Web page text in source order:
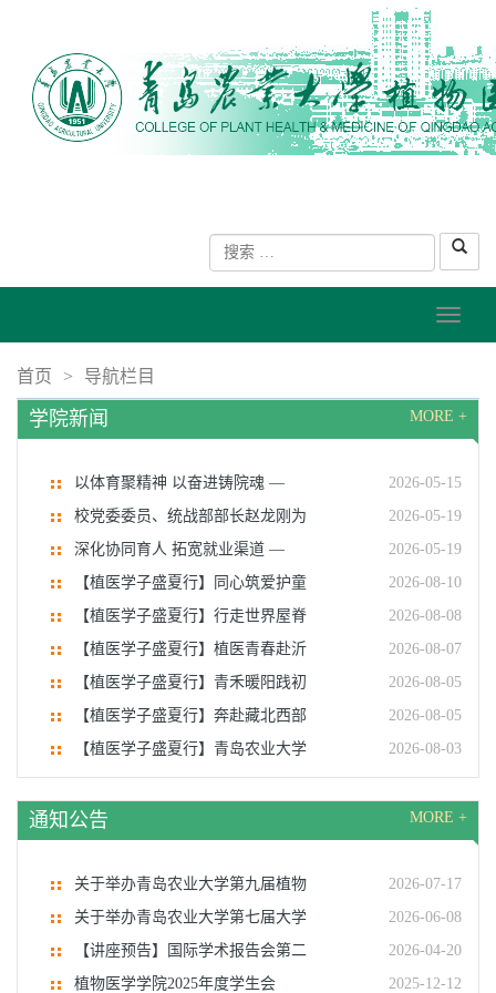
首页 > 导航栏目
学院新闻 MORE +
以体育聚精神 以奋进铸院魂 —
2026-05-15
校党委委员、统战部部长赵龙刚为
2026-05-19
深化协同育人 拓宽就业渠道 —
2026-05-19
【植医学子盛夏行】同心筑爱护童
2026-08-10
【植医学子盛夏行】行走世界屋脊
2026-08-08
【植医学子盛夏行】植医青春赴沂
2026-08-07
【植医学子盛夏行】青禾暖阳践初
2026-08-05
【植医学子盛夏行】奔赴藏北西部
2026-08-05
【植医学子盛夏行】青岛农业大学
2026-08-03
通知公告 MORE +
关于举办青岛农业大学第九届植物
2026-07-17
关于举办青岛农业大学第七届大学
2026-06-08
【讲座预告】国际学术报告会第二
2026-04-20
植物医学学院2025年度学生会
2025-12-12